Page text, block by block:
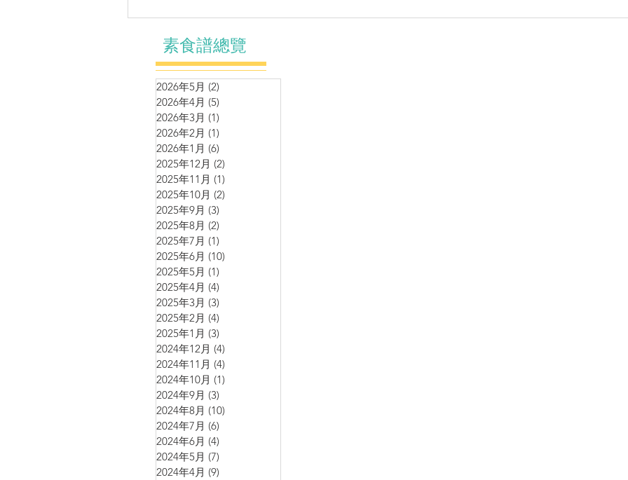
羊肚菌姬松茸黑松露九層塔燴
鷹嘴豆松子泥伴羊肚菌車厘茄
蒸
素食譜總覽
2026年5月 (2)
2026年4月 (5)
2026年3月 (1)
2026年2月 (1)
2026年1月 (6)
2025年12月 (2)
2025年11月 (1)
2025年10月 (2)
2025年9月 (3)
2025年8月 (2)
2025年7月 (1)
2025年6月 (10)
2025年5月 (1)
2025年4月 (4)
2025年3月 (3)
2025年2月 (4)
2025年1月 (3)
2024年12月 (4)
2024年11月 (4)
2024年10月 (1)
2024年9月 (3)
2024年8月 (10)
2024年7月 (6)
2024年6月 (4)
2024年5月 (7)
2024年4月 (9)